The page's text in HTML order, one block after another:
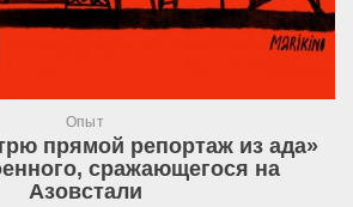
Опыт
прямой репортаж из ада»
сражающегося на
Азовстали